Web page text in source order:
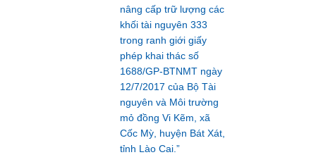
nâng cấp trữ lượng các
khối tài nguyên 333
trong ranh giới giấy
phép khai thác số
1688/GP-BTNMT ngày
12/7/2017 của Bộ Tài
nguyên và Môi trường
mỏ đồng Vi Kẽm, xã
Cốc Mỳ, huyện Bát Xát,
tỉnh Lào Cai.”